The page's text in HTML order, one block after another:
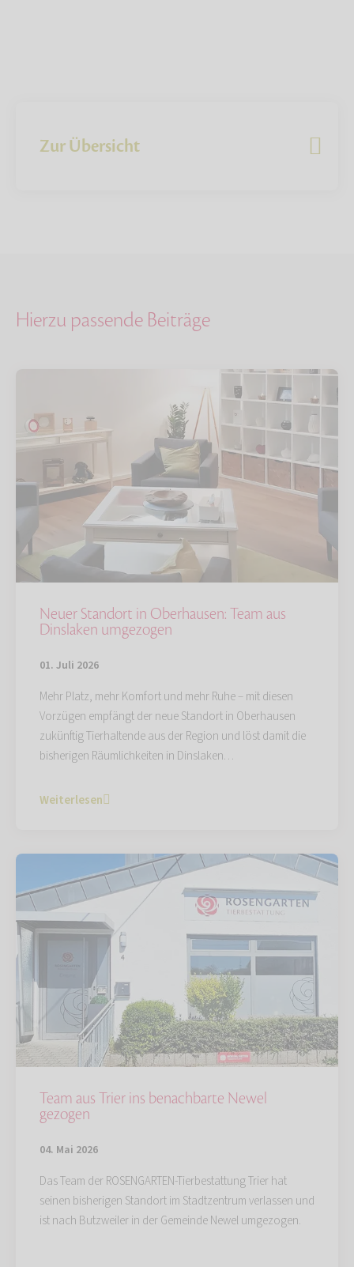
Zur Übersicht
Hierzu passende Beiträge
Neuer Standort in Oberhausen: Team aus
Dinslaken umgezogen
01. Juli 2026
Mehr Platz, mehr Komfort und mehr Ruhe – mit diesen
Vorzügen empfängt der neue Standort in Oberhausen
zukünftig Tierhaltende aus der Region und löst damit die
bisherigen Räumlichkeiten in Dinslaken…
Weiterlesen
Team aus Trier ins benachbarte Newel
gezogen
04. Mai 2026
Das Team der ROSENGARTEN-Tierbestattung Trier hat
seinen bisherigen Standort im Stadtzentrum verlassen und
ist nach Butzweiler in der Gemeinde Newel umgezogen.